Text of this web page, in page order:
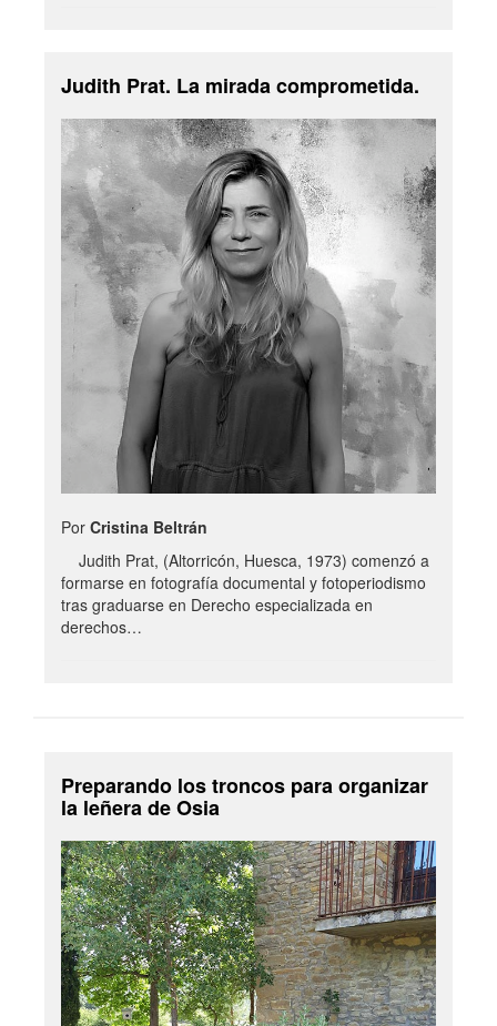
Judith Prat. La mirada comprometida.
Por Cristina Beltrán
Judith Prat, (Altorricón, Huesca, 1973) comenzó a
formarse en fotografía documental y fotoperiodismo
tras graduarse en Derecho especializada en
derechos…
Preparando los troncos para organizar
la leñera de Osia